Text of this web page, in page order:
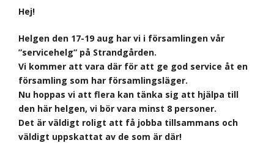
Hej!
Helgen den 17-19 aug har vi i församlingen vår
”servicehelg” på Strandgården.
Vi kommer att vara där för att ge god service åt en
församling som har församlingsläger.
Nu hoppas vi att flera kan tänka sig att hjälpa till
den här helgen, vi bör vara minst 8 personer.
Det är väldigt roligt att få jobba tillsammans och
väldigt uppskattat av de som är där!